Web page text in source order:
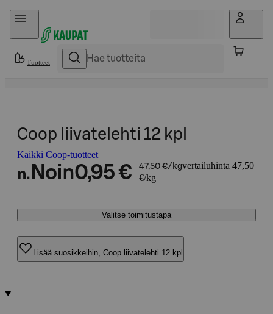
Hyppää sisältöön
Tuotteet
Coop liivatelehti 12 kpl
Kaikki Coop-tuotteet
n. Noin0,95 € 47,50 €/kgvertailuhinta 47,50
€/kg
Valitse toimitustapa
Lisää suosikkeihin, Coop liivatelehti 12 kpl